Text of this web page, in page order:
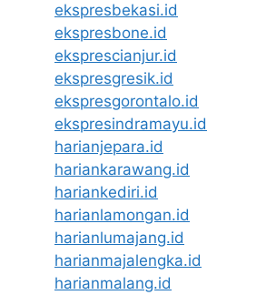
ekspresbekasi.id
ekspresbone.id
eksprescianjur.id
ekspresgresik.id
ekspresgorontalo.id
ekspresindramayu.id
harianjepara.id
hariankarawang.id
hariankediri.id
harianlamongan.id
harianlumajang.id
harianmajalengka.id
harianmalang.id